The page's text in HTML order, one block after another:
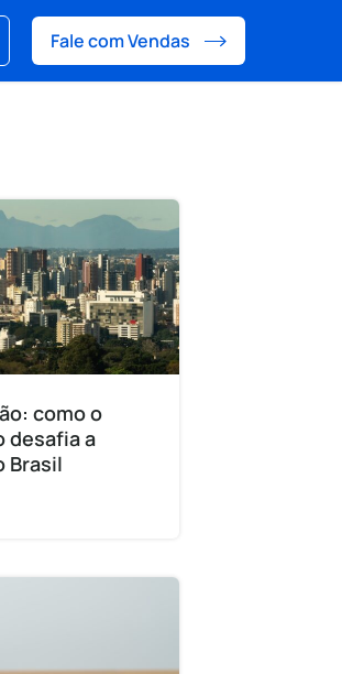
Fale com Vendas
como o
desafia a
Brasil